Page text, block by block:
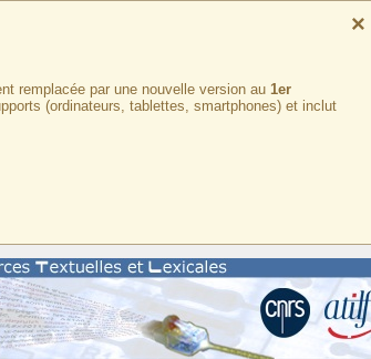
×
remplacée par une nouvelle version au 1er
(ordinateurs, tablettes, smartphones) et inclut